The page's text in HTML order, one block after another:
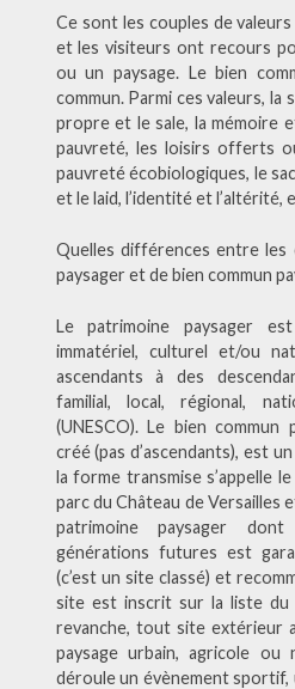
Ce sont les couples de
et les visiteurs ont recours
ou un paysage. Le bien
commun. Parmi ces valeurs, la
propre et le sale, la mémoire
pauvreté, les loisirs offerts
pauvreté écobiologiques, le
et le laid, l’identité et l’altérité,
Quelles différences entre les
paysager et de bien commun
Le patrimoine paysager
immatériel, culturel et/ou
ascendants à des
familial, local, régional,
(UNESCO). Le bien
créé (pas d’ascendants), est
la forme transmise s’appelle
parc du Château de Versailles
patrimoine paysager
générations futures est
(c’est un site classé) et
site est inscrit sur la liste du
revanche, tout site extérieur
paysage urbain, agricole
déroule un évènement